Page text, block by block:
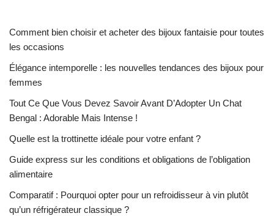
Comment bien choisir et acheter des bijoux fantaisie pour toutes
les occasions
Élégance intemporelle : les nouvelles tendances des bijoux pour
femmes
Tout Ce Que Vous Devez Savoir Avant D’Adopter Un Chat
Bengal : Adorable Mais Intense !
Quelle est la trottinette idéale pour votre enfant ?
Guide express sur les conditions et obligations de l’obligation
alimentaire
Comparatif : Pourquoi opter pour un refroidisseur à vin plutôt
qu’un réfrigérateur classique ?